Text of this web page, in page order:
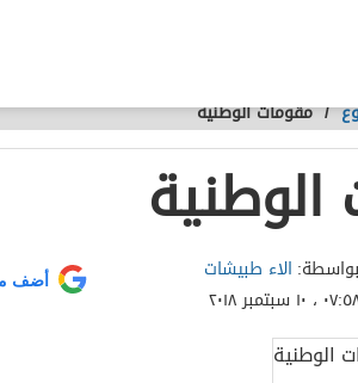
/مقومات الوطنية
الاء طبيشات
، ١٠ سبتمبر ٢٠١٨
أضف